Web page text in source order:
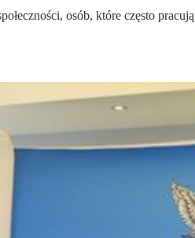
osób, które często